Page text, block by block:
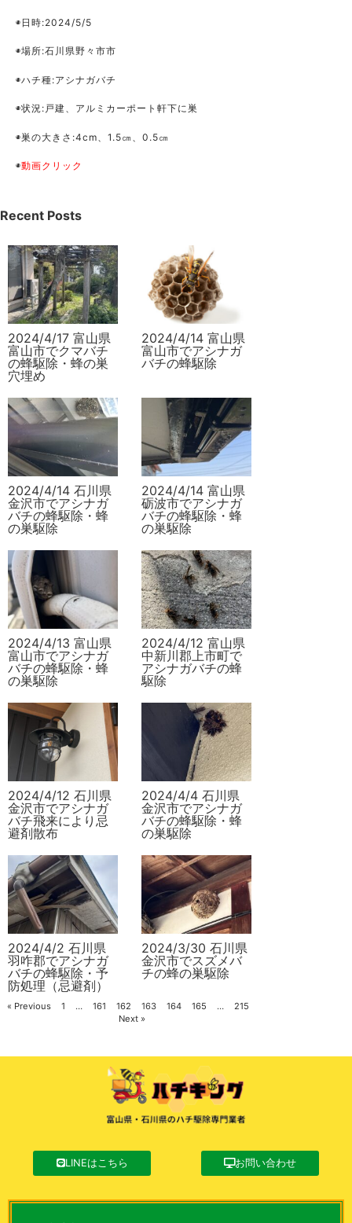
◉日時:2024/5/5
◉場所:石川県野々市市
◉ハチ種:アシナガバチ
◉状況:戸建、アルミカーポート軒下に巣
◉巣の大きさ:4cm、1.5㎝、0.5㎝
◉動画クリック
Recent Posts
2024/4/17 富山県
富山市でクマバチ
の蜂駆除・蜂の巣
穴埋め
2024/4/14 富山県
富山市でアシナガ
バチの蜂駆除
2024/4/14 石川県
金沢市でアシナガ
バチの蜂駆除・蜂
の巣駆除
2024/4/14 富山県
砺波市でアシナガ
バチの蜂駆除・蜂
の巣駆除
2024/4/13 富山県
富山市でアシナガ
バチの蜂駆除・蜂
の巣駆除
2024/4/12 富山県
中新川郡上市町で
アシナガバチの蜂
駆除
2024/4/12 石川県
金沢市でアシナガ
バチ飛来により忌
避剤散布
2024/4/4 石川県
金沢市でアシナガ
バチの蜂駆除・蜂
の巣駆除
2024/4/2 石川県
羽咋郡でアシナガ
バチの蜂駆除・予
防処理（忌避剤）
2024/3/30 石川県
金沢市でスズメバ
チの蜂の巣駆除
« Previous 1 … 161 162 163 164 165 …
215
Next »
LINEはこちら お問い合わせ